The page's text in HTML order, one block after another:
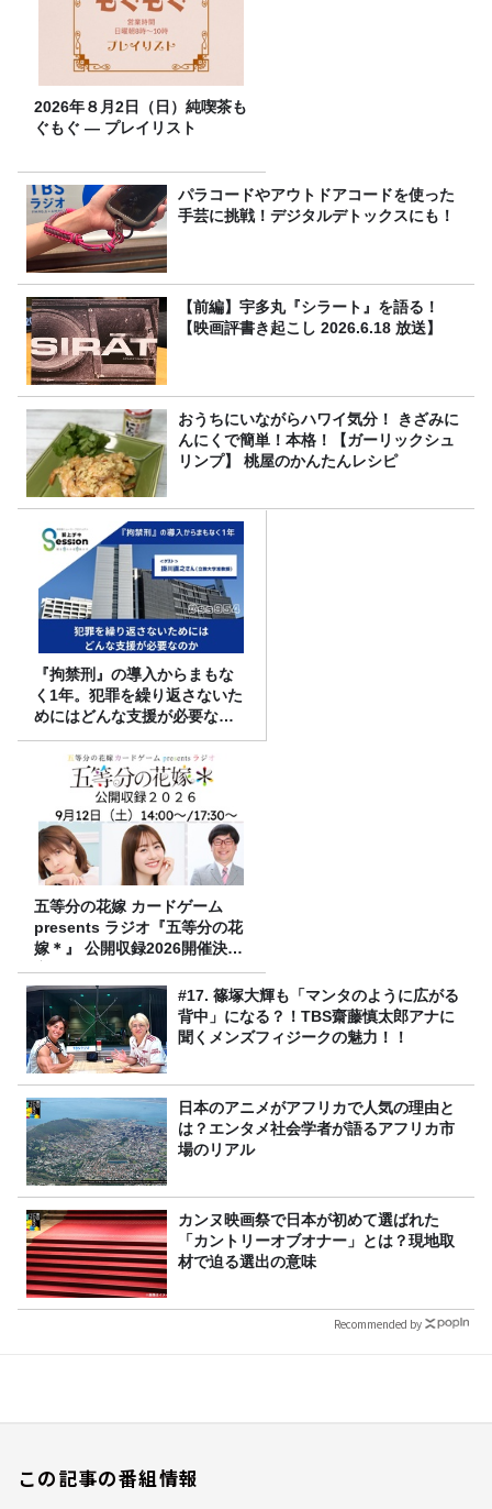
2026年８月2日（日）純喫茶も
ぐもぐ ― プレイリスト
パラコードやアウトドアコードを使った
手芸に挑戦！デジタルデトックスにも！
【前編】宇多丸『シラート』を語る！
【映画評書き起こし 2026.6.18 放送】
おうちにいながらハワイ気分！ きざみに
んにくで簡単！本格！【ガーリックシュ
リンプ】 桃屋のかんたんレシピ
『拘禁刑』の導入からまもな
く1年。犯罪を繰り返さないた
めにはどんな支援が必要なの
か
五等分の花嫁 カードゲーム
presents ラジオ『五等分の花
嫁＊』 公開収録2026開催決
定！
#17. 篠塚大輝も「マンタのように広がる
背中」になる？！TBS齋藤慎太郎アナに
聞くメンズフィジークの魅力！！
日本のアニメがアフリカで人気の理由と
は？エンタメ社会学者が語るアフリカ市
場のリアル
カンヌ映画祭で日本が初めて選ばれた
「カントリーオブオナー」とは？現地取
材で迫る選出の意味
Recommended by
この記事の番組情報